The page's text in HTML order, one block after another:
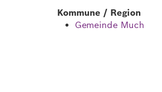
Kommune / Region
Gemeinde Much